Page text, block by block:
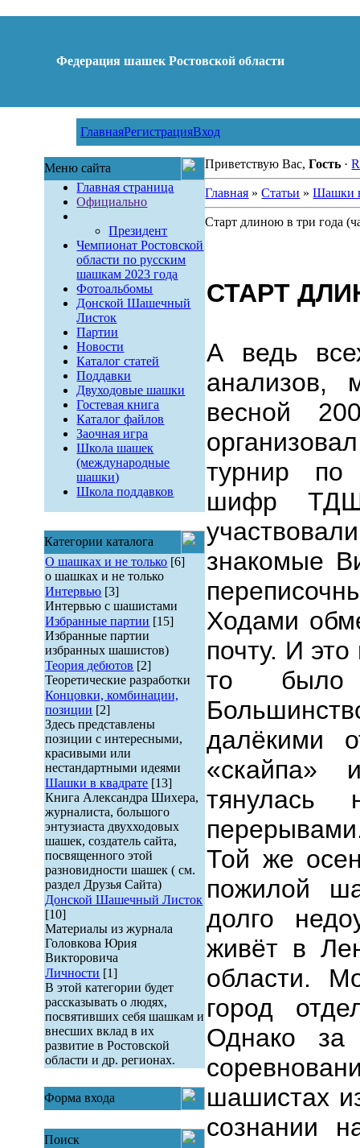
Федерация шашек Ростовской области
ГлавнаяРегистрацияВход
Меню сайта
Главная страница
Официально
Президент
Чемпионат Ростовской
области по русским
шашкам 2023 года
Фотоальбомы
Донской Шашечный
Листок
Партии
Новости
Каталог статей
Поддавки
Двуходовые шашки
Гостевая книга
Каталог файлов
Заочная игра
Школа шашек
(международные
шашки)
Школа поддавков
Категории каталога
О шашках и не только [6]
о шашках и не только
Интервью [3]
Интервью с шашистами
Избранные партии [15]
Избранные партии
избранных шашистов)
Теория дебютов [2]
Теоретические разработки
Концовки, комбинации,
позиции [2]
Здесь представлены
позиции с интересными,
красивыми или
нестандартными идеями
Шашки в квадрате [13]
Книга Александра Шихера,
журналиста, большого
энтузиаста двухходовых
шашек, создатель сайта,
посвященного этой
разновидности шашек ( см.
раздел Друзья Сайта)
Донской Шашечный Листок
[10]
Материалы из журнала
Головкова Юрия
Викторовича
Личности [1]
В этой категории будет
рассказывать о людях,
посвятивших себя шашкам и
внесших вклад в их
развитие в Ростовской
области и др. регионах.
Форма входа
Поиск
Приветствую Вас,Гость ·
Главная »Статьи »Шашки
Старт длиною в три года
СТАРТ
А ведь
весной
турнир по
шифр
знакомые
Ходами
почту. И
то было
далёкими
«скайпа»
Той же
пожилой
долго
живёт в
области.
город
Однако
шашистах
сознании